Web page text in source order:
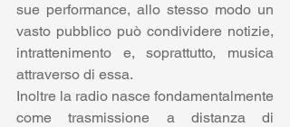
sue performance, allo stesso modo un
vasto pubblico può condividere notizie,
intrattenimento e, soprattutto, musica
attraverso di essa.
Inoltre la radio nasce fondamentalmente
come trasmissione a distanza di